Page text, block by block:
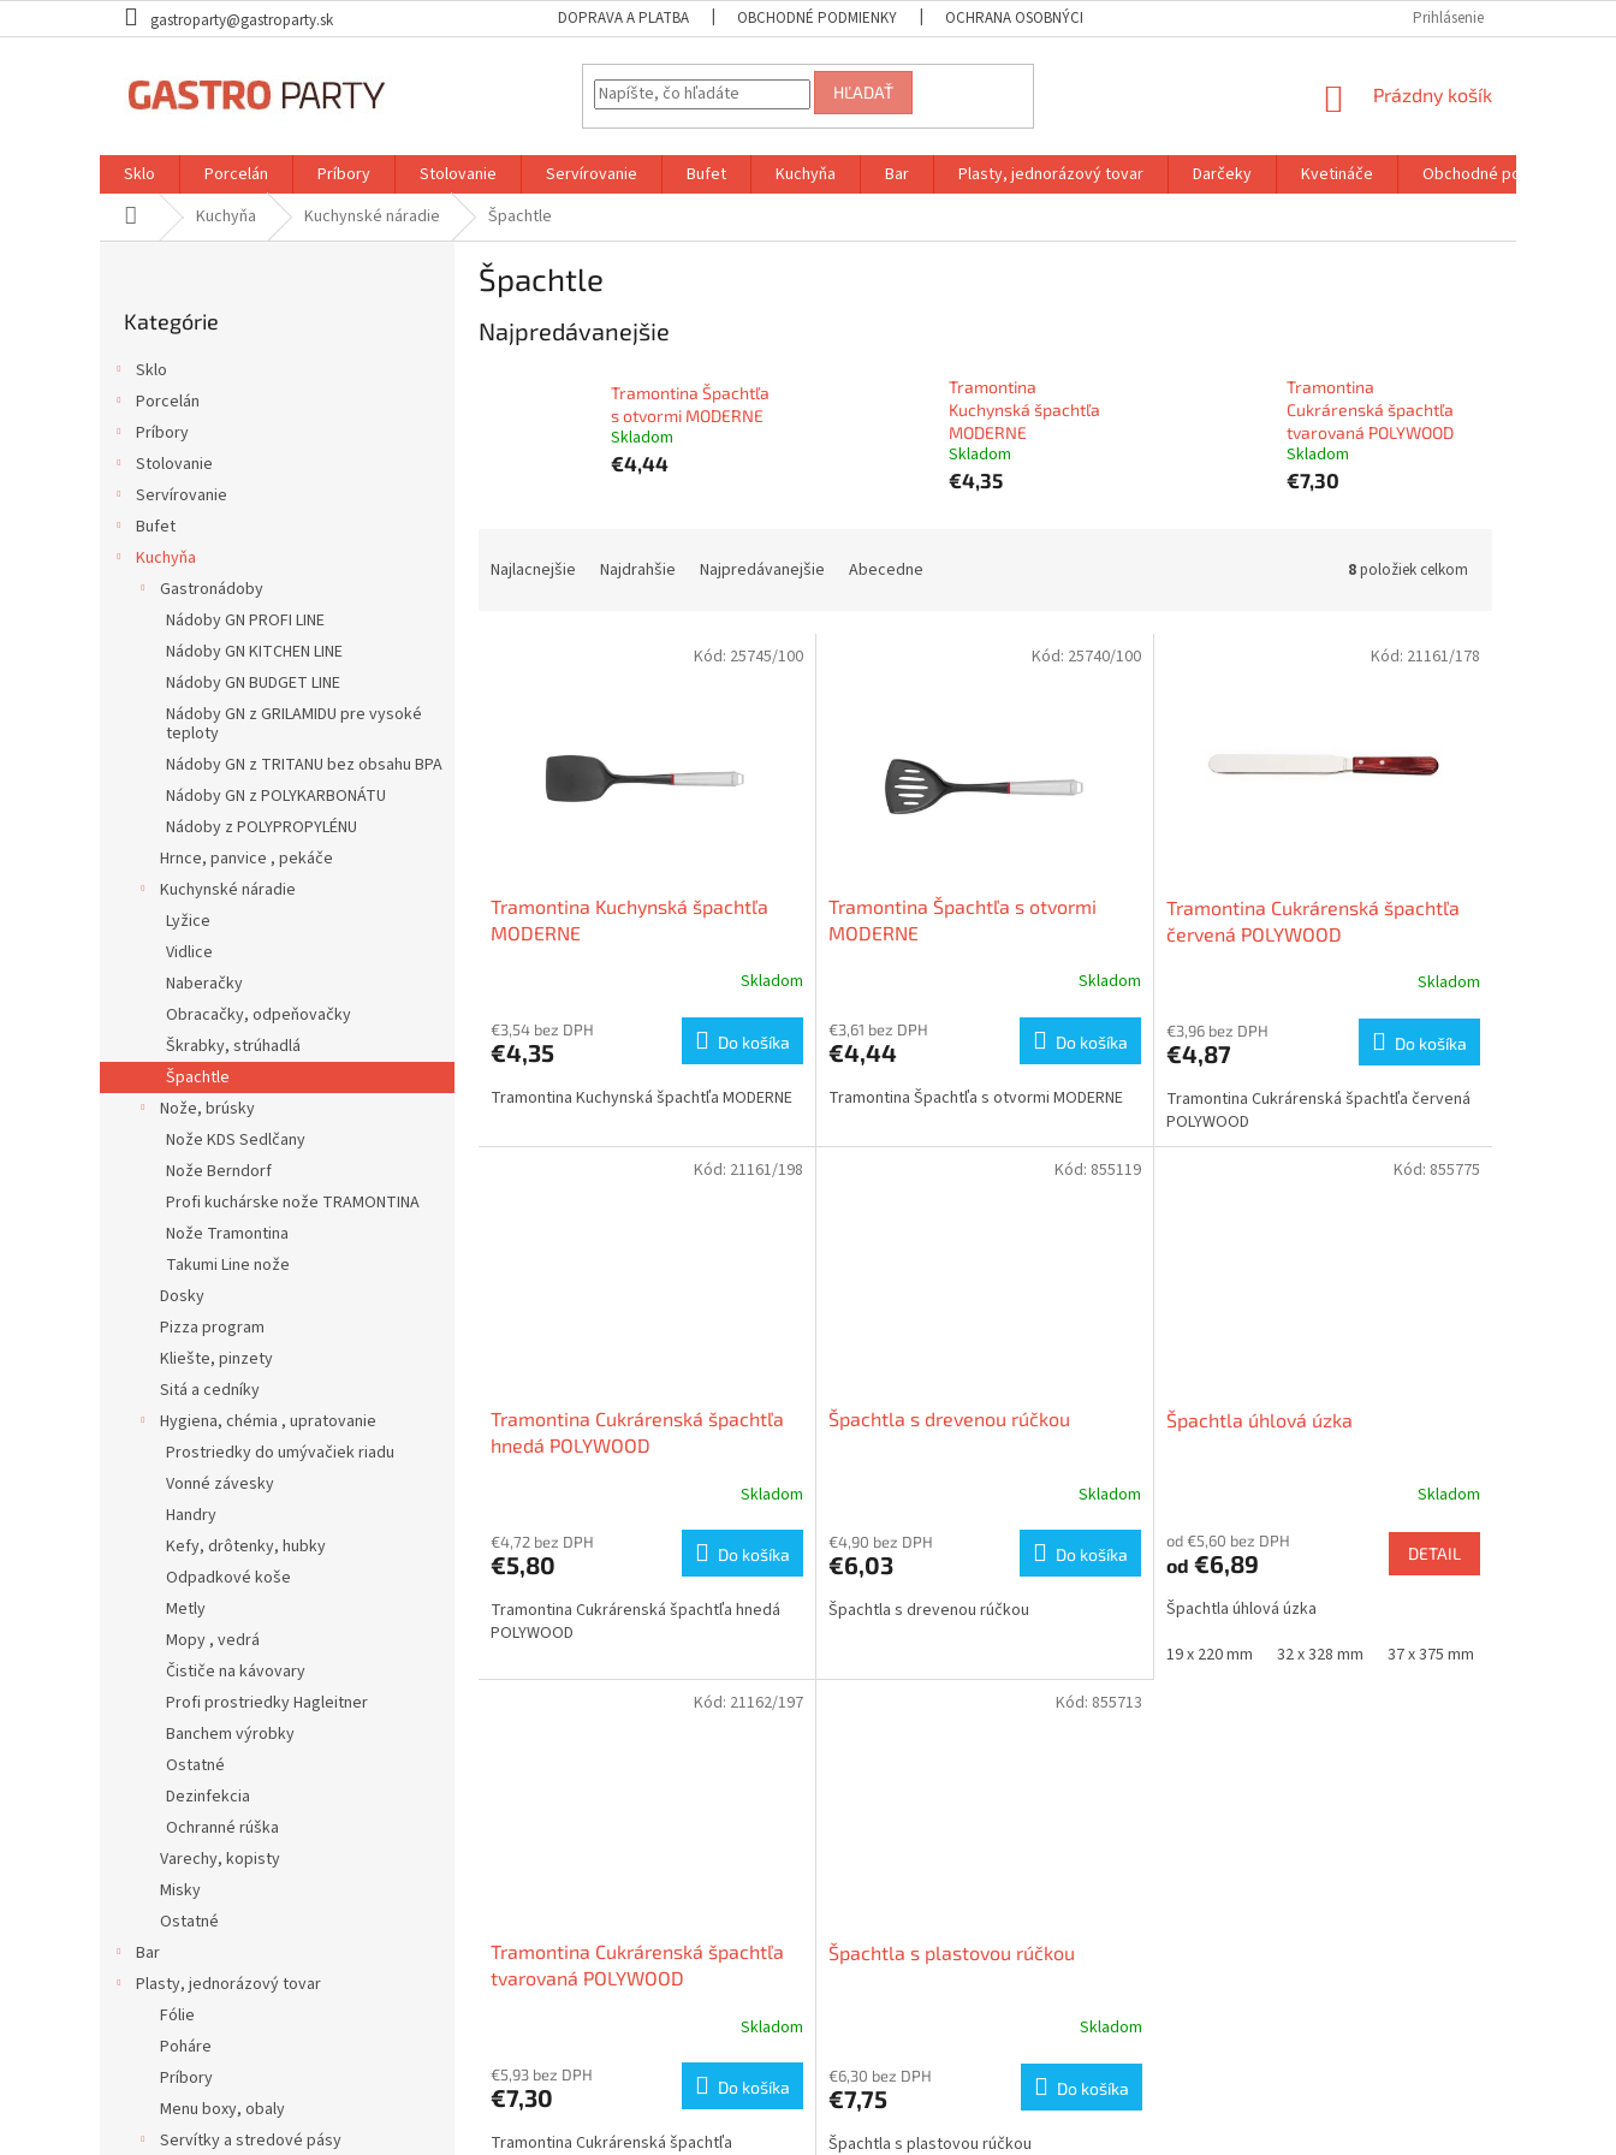
na
gastroparty@gastroparty.sk DOPRAVA A PLATBA OBCHODNÉ PODMIENKY OCHRANA OSOBNÝCH ÚDAJOV Prihlásenie
HĽADAŤ
NÁKUPNÝ
Prázdny košík
Sklo Porcelán Príbory Stolovanie Servírovanie Bufet Kuchyňa Bar Plasty, jednorázový tovar Darčeky Kvetináče
Obchodné podmienky
DomovKuchyňa Kuchynské náradie Špachtle
kategórie
Kategórie
Sklo
Porcelán
Príbory
Stolovanie
Servírovanie
Bufet
Kuchyňa
Gastronádoby
Nádoby GN PROFI LINE
Nádoby GN KITCHEN LINE
Nádoby GN BUDGET LINE
Nádoby GN z GRILAMIDU pre vysoké
teploty
Nádoby GN z TRITANU bez obsahu BPA
Nádoby GN z POLYKARBONÁTU
Nádoby z POLYPROPYLÉNU
Hrnce, panvice , pekáče
Kuchynské náradie
Lyžice
Vidlice
Naberačky
Obracačky, odpeňovačky
Škrabky, strúhadlá
Špachtle
Nože, brúsky
Nože KDS Sedlčany
Nože Berndorf
Profi kuchárske nože TRAMONTINA
Nože Tramontina
Takumi Line nože
Dosky
Pizza program
Kliešte, pinzety
Sitá a cedníky
Hygiena, chémia , upratovanie
Prostriedky do umývačiek riadu
Vonné závesky
Handry
Kefy, drôtenky, hubky
Odpadkové koše
Metly
Mopy , vedrá
Čističe na kávovary
Profi prostriedky Hagleitner
Banchem výrobky
Ostatné
Dezinfekcia
Ochranné rúška
Varechy, kopisty
Misky
Ostatné
Bar
Plasty, jednorázový tovar
Fólie
Poháre
Príbory
Menu boxy, obaly
Servítky a stredové pásy
Špachtle
Najpredávanejšie
Tramontina Špachtľa
s otvormi MODERNE
Skladom
€4,44
Tramontina
Kuchynská špachtľa
MODERNE
Skladom
€4,35
Tramontina
Cukrárenská špachtľa
tvarovaná POLYWOOD
Skladom
€7,30
Najlacnejšie Najdrahšie Najpredávanejšie Abecedne 8položiek celkom
Tramontina Kuchynská špachtľa
MODERNE
Skladom
€3,54 bez DPH
€4,35 Do košíka
Tramontina Kuchynská špachtľa MODERNE
Kód: 25745/100
Tramontina Špachtľa s otvormi
MODERNE
Skladom
€3,61 bez DPH
€4,44 Do košíka
Tramontina Špachtľa s otvormi MODERNE
Kód: 25740/100
Tramontina Cukrárenská špachtľa
červená POLYWOOD
Skladom
€3,96 bez DPH
€4,87 Do košíka
Tramontina Cukrárenská špachtľa červená
POLYWOOD
Kód: 21161/178
Tramontina Cukrárenská špachtľa
hnedá POLYWOOD
Skladom
€4,72 bez DPH
€5,80 Do košíka
Tramontina Cukrárenská špachtľa hnedá
POLYWOOD
Kód: 21161/198
Špachtla s drevenou rúčkou
Skladom
€4,90 bez DPH
€6,03 Do košíka
Špachtla s drevenou rúčkou
Kód: 855119
Špachtla úhlová úzka
Skladom
od €5,60 bez DPH
od €6,89 DETAIL
Špachtla úhlová úzka
19 x 220 mm
32 x 328 mm 37 x 375 mm
Kód: 855775
Tramontina Cukrárenská špachtľa
tvarovaná POLYWOOD
Skladom
€5,93 bez DPH
€7,30 Do košíka
Tramontina Cukrárenská špachtľa
Kód: 21162/197
Špachtla s plastovou rúčkou
Skladom
€6,30 bez DPH
€7,75 Do košíka
Špachtla s plastovou rúčkou
Kód: 855713